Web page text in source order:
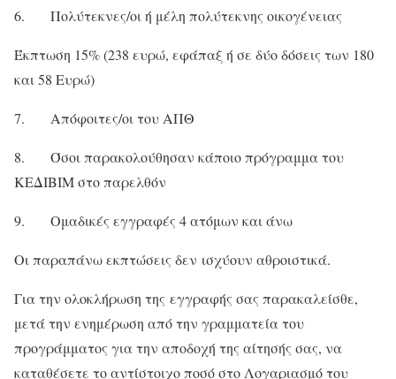
6. Πολύτεκνες/οι ή μέλη πολύτεκνης οικογένειας
Έκπτωση 15% (238 ευρώ, εφάπαξ ή σε δύο δόσεις των 180
και 58 Ευρώ)
7. Απόφοιτες/οι του ΑΠΘ
8. Όσοι παρακολούθησαν κάποιο πρόγραμμα του
ΚΕΔΙΒΙΜ στο παρελθόν
9. Ομαδικές εγγραφές 4 ατόμων και άνω
Οι παραπάνω εκπτώσεις δεν ισχύουν αθροιστικά.
Για την ολοκλήρωση της εγγραφής σας παρακαλείσθε,
μετά την ενημέρωση από την γραμματεία του
προγράμματος για την αποδοχή της αίτησής σας, να
καταθέσετε το αντίστοιχο ποσό στο Λογαριασμό του